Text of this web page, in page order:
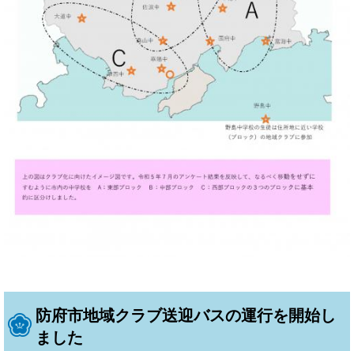
防府市地域クラブ送迎バスの運行を開始し
ました